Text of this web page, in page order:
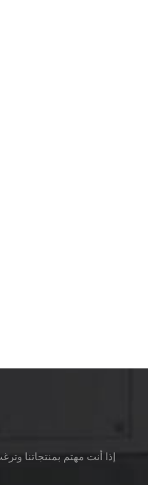
إذا أنت مهتم بمنتجاتنا